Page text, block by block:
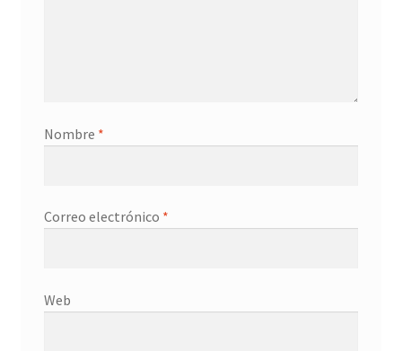
Nombre *
Correo electrónico *
Web